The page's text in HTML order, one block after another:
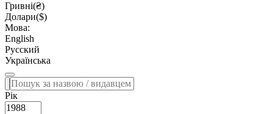
Гривні(₴)
Долари($)
Мова:
English
Русский
Українська
Рік